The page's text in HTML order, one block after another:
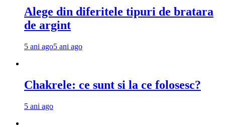
Alege din diferitele tipuri de bratara
de argint
5 ani ago5 ani ago
Chakrele: ce sunt si la ce folosesc?
5 ani ago